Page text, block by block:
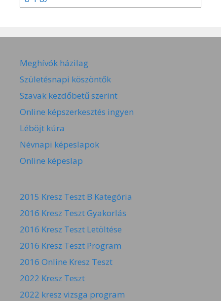
Meghívók házilag
Születésnapi köszöntők
Szavak kezdőbetű szerint
Online képszerkesztés ingyen
Léböjt kúra
Névnapi képeslapok
Online képeslap
2015 Kresz Teszt B Kategória
2016 Kresz Teszt Gyakorlás
2016 Kresz Teszt Letöltése
2016 Kresz Teszt Program
2016 Online Kresz Teszt
2022 Kresz Teszt
2022 kresz vizsga program